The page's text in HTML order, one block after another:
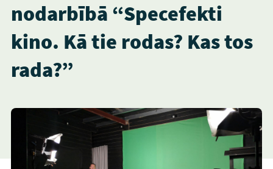
nodarbībā “Specefekti
kino. Kā tie rodas? Kas tos
rada?”